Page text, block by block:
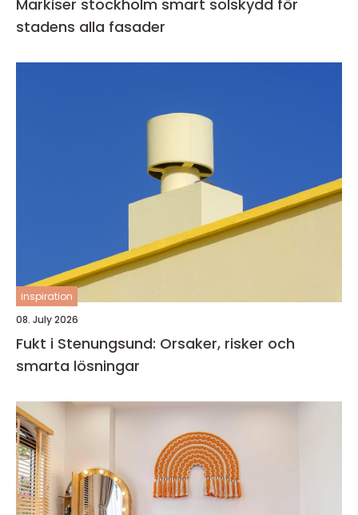
Markiser stockholm smart solskydd för
stadens alla fasader
inspiration
08. July 2026
Fukt i Stenungsund: Orsaker, risker och
smarta lösningar